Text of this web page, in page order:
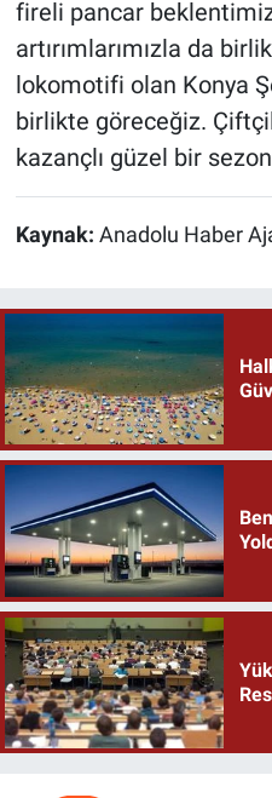
fireli pancar
artırımlarımızla da
lokomotifi olan Konya
birlikte göreceğiz.
kazançlı güzel bir
Kaynak: Anadolu Haber